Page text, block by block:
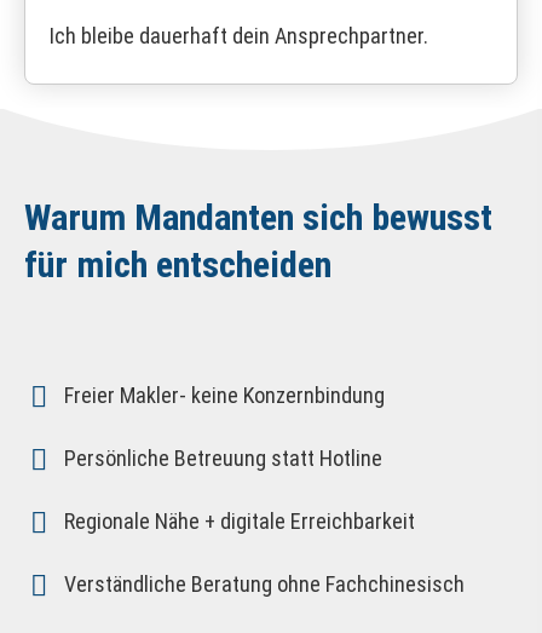
Ich bleibe dauerhaft dein Ansprechpartner.
Warum Mandanten sich bewusst
für mich entscheiden
Freier Makler- keine Konzernbindung
Persönliche Betreuung statt Hotline
Regionale Nähe + digitale Erreichbarkeit
Verständliche Beratung ohne Fachchinesisch